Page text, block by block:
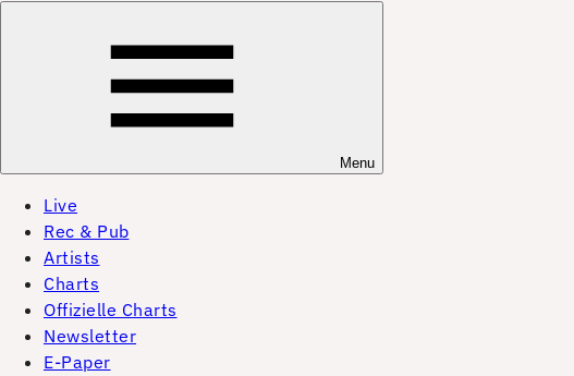
Menu
Live
Rec & Pub
Artists
Charts
Offizielle Charts
Newsletter
E-Paper